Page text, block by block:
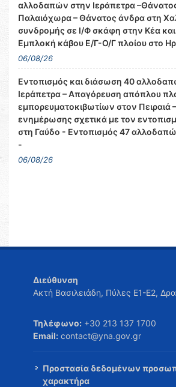
αλλοδαπών στην Ιεράπετρα
Παλαιόχωρα – Θάνατος άνδρα στη
συνδρομής σε Ι/Φ σκάφη στην Κέα
Εμπλοκή κάβου Ε/Γ-Ο/Γ πλοίου στο
06/08/26
Εντοπισμός και διάσωση 40
Ιεράπετρα – Απαγόρευση απόπλου
εμπορευματοκιβωτίων στον Πειραιά
ενημέρωσης σχετικά με τον
στη Γαύδο - Εντοπισμός 47
-
06/08/26
Διεύθυνση
Ακτή Βασιλειάδη, Πύλες Ε1-Ε2,
Τηλέφωνο: +30 213 137 1700
Email: contact@yna.gov.gr
Προστασία δεδομένων
χαρακτήρα